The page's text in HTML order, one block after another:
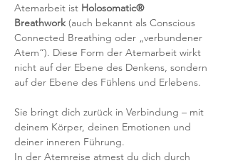
Atemarbeit ist Holosomatic®
Breathwork (auch bekannt als Conscious
Connected Breathing oder „verbundener
Atem“). Diese Form der Atemarbeit wirkt
nicht auf der Ebene des Denkens, sondern
auf der Ebene des Fühlens und Erlebens.
Sie bringt dich zurück in Verbindung – mit
deinem Körper, deinen Emotionen und
deiner inneren Führung.
In der Atemreise atmest du dich durch